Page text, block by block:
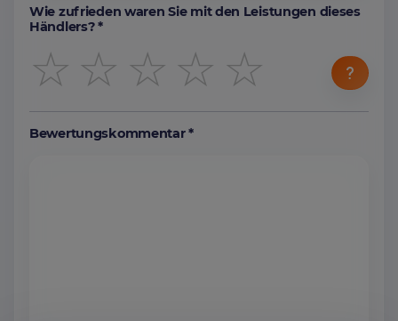
Wie zufrieden waren Sie mit den Leistungen dieses
Händlers? *
☆
☆
☆
☆
☆
Bewertungskommentar *